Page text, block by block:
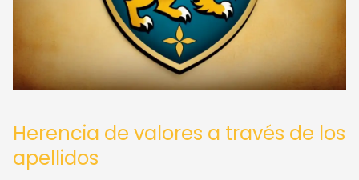
Herencia de valores a través de los
apellidos